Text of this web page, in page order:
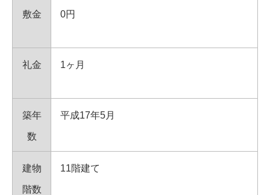
敷金 0円
礼金 1ヶ月
築年
数
平成17年5月
建物
階数
11階建て